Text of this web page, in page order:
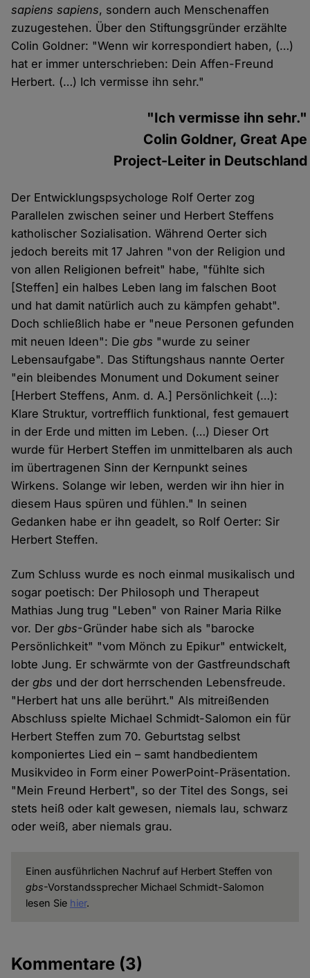
sapiens sapiens, sondern auch Menschenaffen
zuzugestehen. Über den Stiftungsgründer erzählte
Colin Goldner: "Wenn wir korrespondiert haben, (…)
hat er immer unterschrieben: Dein Affen-Freund
Herbert. (…) Ich vermisse ihn sehr."
"Ich vermisse ihn sehr."
Colin Goldner, Great Ape
Project-Leiter in Deutschland
Der Entwicklungspsychologe Rolf Oerter zog
Parallelen zwischen seiner und Herbert Steffens
katholischer Sozialisation. Während Oerter sich
jedoch bereits mit 17 Jahren "von der Religion und
von allen Religionen befreit" habe, "fühlte sich
[Steffen] ein halbes Leben lang im falschen Boot
und hat damit natürlich auch zu kämpfen gehabt".
Doch schließlich habe er "neue Personen gefunden
mit neuen Ideen": Diegbs "wurde zu seiner
Lebensaufgabe". Das Stiftungshaus nannte Oerter
"ein bleibendes Monument und Dokument seiner
[Herbert Steffens, Anm. d. A.] Persönlichkeit (…):
Klare Struktur, vortrefflich funktional, fest gemauert
in der Erde und mitten im Leben. (…) Dieser Ort
wurde für Herbert Steffen im unmittelbaren als auch
im übertragenen Sinn der Kernpunkt seines
Wirkens. Solange wir leben, werden wir ihn hier in
diesem Haus spüren und fühlen." In seinen
Gedanken habe er ihn geadelt, so Rolf Oerter: Sir
Herbert Steffen.
Zum Schluss wurde es noch einmal musikalisch und
sogar poetisch: Der Philosoph und Therapeut
Mathias Jung trug "Leben" von Rainer Maria Rilke
vor. Dergbs-Gründer habe sich als "barocke
Persönlichkeit" "vom Mönch zu Epikur" entwickelt,
lobte Jung. Er schwärmte von der Gastfreundschaft
dergbs und der dort herrschenden Lebensfreude.
"Herbert hat uns alle berührt." Als mitreißenden
Abschluss spielte Michael Schmidt-Salomon ein für
Herbert Steffen zum 70. Geburtstag selbst
komponiertes Lied ein – samt handbedientem
Musikvideo in Form einer PowerPoint-Präsentation.
"Mein Freund Herbert", so der Titel des Songs, sei
stets heiß oder kalt gewesen, niemals lau, schwarz
oder weiß, aber niemals grau.
Einen ausführlichen Nachruf auf Herbert Steffen von
gbs-Vorstandssprecher Michael Schmidt-Salomon
lesen Sie hier.
Kommentare (3)